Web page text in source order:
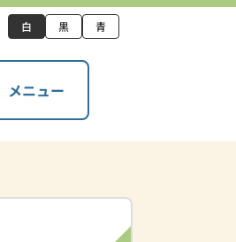
白 黒 青
メニュー